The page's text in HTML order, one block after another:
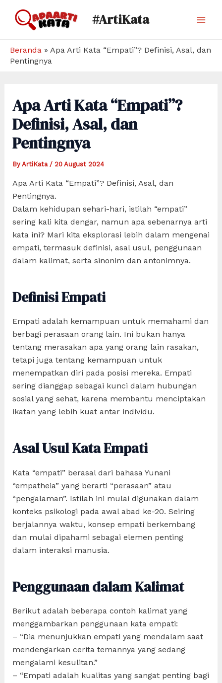
#ArtiKata
Beranda » Apa Arti Kata “Empati”? Definisi, Asal, dan
Pentingnya
Apa Arti Kata “Empati”?
Definisi, Asal, dan
Pentingnya
By ArtiKata / 20 August 2024
Apa Arti Kata “Empati”? Definisi, Asal, dan
Pentingnya.
Dalam kehidupan sehari-hari, istilah “empati”
sering kali kita dengar, namun apa sebenarnya arti
kata ini? Mari kita eksplorasi lebih dalam mengenai
empati, termasuk definisi, asal usul, penggunaan
dalam kalimat, serta sinonim dan antonimnya.
Definisi Empati
Empati adalah kemampuan untuk memahami dan
berbagi perasaan orang lain. Ini bukan hanya
tentang merasakan apa yang orang lain rasakan,
tetapi juga tentang kemampuan untuk
menempatkan diri pada posisi mereka. Empati
sering dianggap sebagai kunci dalam hubungan
sosial yang sehat, karena membantu menciptakan
ikatan yang lebih kuat antar individu.
Asal Usul Kata Empati
Kata “empati” berasal dari bahasa Yunani
“empatheia” yang berarti “perasaan” atau
“pengalaman”. Istilah ini mulai digunakan dalam
konteks psikologi pada awal abad ke-20. Seiring
berjalannya waktu, konsep empati berkembang
dan mulai dipahami sebagai elemen penting
dalam interaksi manusia.
Penggunaan dalam Kalimat
Berikut adalah beberapa contoh kalimat yang
menggambarkan penggunaan kata empati:
– “Dia menunjukkan empati yang mendalam saat
mendengarkan cerita temannya yang sedang
mengalami kesulitan.”
– “Empati adalah kualitas yang sangat penting bagi